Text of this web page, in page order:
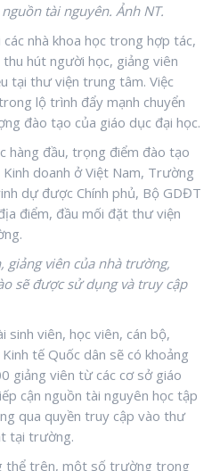
tài nguyên. Ảnh NT.
nhà khoa học trong hợp tác,
hút người học, giảng viên
tại thư viện trung tâm. Việc
lộ trình đẩy mạnh chuyển
đào tạo của giáo dục đại học.
hàng đầu, trọng điểm đào tạo
doanh ở Việt Nam, Trường
dự được Chính phủ, Bộ GDĐT
điểm, đầu mối đặt thư viện
giảng viên của nhà trường,
sẽ được sử dụng và truy cập
sinh viên, học viên, cán bộ,
tế Quốc dân sẽ có khoảng
giảng viên từ các cơ sở giáo
cận nguồn tài nguyên học tập
qua quyền truy cập vào thư
tại trường.
thể trên, một số trường trọng